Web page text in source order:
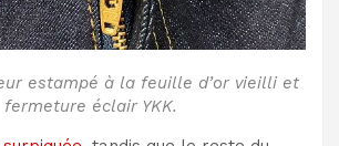
estampé à la feuille d’or vieilli et
fermeture éclair YKK.